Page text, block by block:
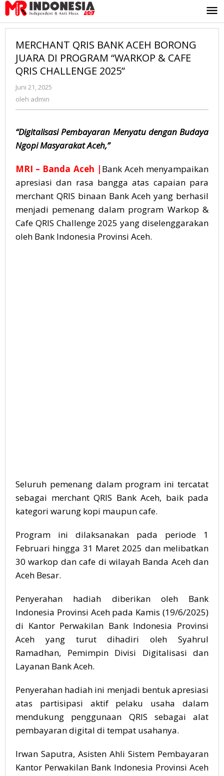
Lewati
ke
konten
MERCHANT QRIS BANK ACEH BORONG
JUARA DI PROGRAM “WARKOP & CAFE
QRIS CHALLENGE 2025”
Juni 21, 2025
oleh admin
“Digitalisasi Pembayaran Menyatu dengan Budaya
Ngopi Masyarakat Aceh,”
MRI – Banda Aceh | Bank Aceh menyampaikan
apresiasi dan rasa bangga atas capaian para
merchant QRIS binaan Bank Aceh yang berhasil
menjadi pemenang dalam program Warkop &
Cafe QRIS Challenge 2025 yang diselenggarakan
oleh Bank Indonesia Provinsi Aceh.
Seluruh pemenang dalam program ini tercatat
sebagai merchant QRIS Bank Aceh, baik pada
kategori warung kopi maupun cafe.
Program ini dilaksanakan pada periode 1
Februari hingga 31 Maret 2025 dan melibatkan
30 warkop dan cafe di wilayah Banda Aceh dan
Aceh Besar.
Penyerahan hadiah diberikan oleh Bank
Indonesia Provinsi Aceh pada Kamis (19/6/2025)
di Kantor Perwakilan Bank Indonesia Provinsi
Aceh yang turut dihadiri oleh Syahrul
Ramadhan, Pemimpin Divisi Digitalisasi dan
Layanan Bank Aceh.
Penyerahan hadiah ini menjadi bentuk apresiasi
atas partisipasi aktif pelaku usaha dalam
mendukung penggunaan QRIS sebagai alat
pembayaran digital di tempat usahanya.
Irwan Saputra, Asisten Ahli Sistem Pembayaran
Kantor Perwakilan Bank Indonesia Provinsi Aceh